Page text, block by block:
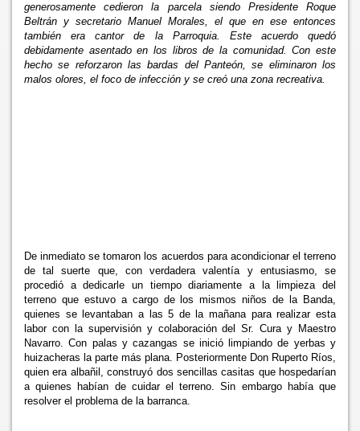
generosamente cedieron la parcela siendo Presidente Roque
Beltrán y secretario Manuel Morales, el que en ese entonces
también era cantor de la Parroquia. Este acuerdo quedó
debidamente asentado en los libros de la comunidad. Con este
hecho se reforzaron las bardas del Panteón, se eliminaron los
malos olores, el foco de infección y se creó una zona recreativa.
De inmediato se tomaron los acuerdos para acondicionar el terreno
de tal suerte que, con verdadera valentía y entusiasmo, se
procedió a dedicarle un tiempo diariamente a la limpieza del
terreno que estuvo a cargo de los mismos niños de
la Banda,
quienes se levantaban a las 5 de la mañana para realizar esta
labor con la supervisión y colaboración del Sr. Cura y Maestro
Navarro. Con palas y cazangas se inició limpiando de yerbas y
huizacheras la parte más plana. Posteriormente Don Ruperto Ríos,
quien era albañil, construyó dos sencillas casitas que hospedarían
a quienes habían de cuidar el terreno. Sin embargo había que
resolver el problema de la barranca.